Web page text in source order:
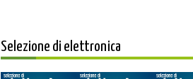
Selezione di elettronica